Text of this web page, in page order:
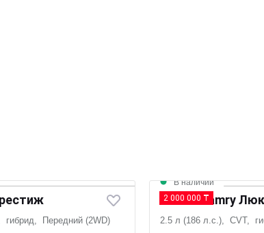
Передний (2WD)
2 000 000 ₸
В наличии
Новая Camry
2.5 л (186 л.с.), CVT,